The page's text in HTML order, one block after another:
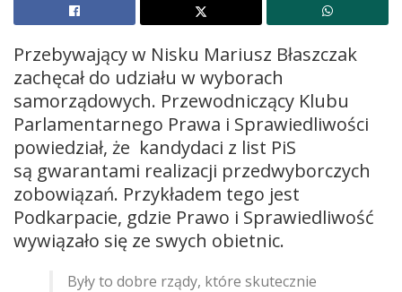
Przebywający w Nisku Mariusz Błaszczak
zachęcał do udziału w wyborach
samorządowych. Przewodniczący Klubu
Parlamentarnego Prawa i Sprawiedliwości
powiedział, że kandydaci z list PiS
są gwarantami realizacji przedwyborczych
zobowiązań. Przykładem tego jest
Podkarpacie, gdzie Prawo i Sprawiedliwość
wywiązało się ze swych obietnic.
Były to dobre rządy, które skutecznie